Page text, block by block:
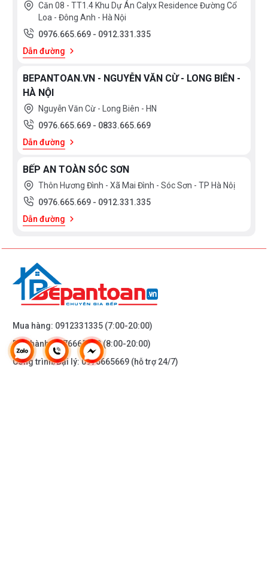
Căn 08 - TT1.4 Khu Dự Án Calyx Residence Đường Cổ
Loa - Đông Anh - Hà Nội
0976.665.669 - 0912.331.335
Dẫn đường
BEPANTOAN.VN - NGUYỄN VĂN CỪ - LONG BIÊN -
HÀ NỘI
Nguyễn Văn Cừ - Long Biên - HN
0976.665.669 - 0833.665.669
Dẫn đường
BẾP AN TOÀN SÓC SƠN
Thôn Hương Đình - Xã Mai Đình - Sóc Sơn - TP Hà Nôị
0976.665.669 - 0912.331.335
Dẫn đường
Mua hàng: 0912331335 (7:00-20:00)
Bảo hành:0976665669(8:00-20:00)
Công trình/Đại lý:0976665669 (hỗ trợ 24/7)